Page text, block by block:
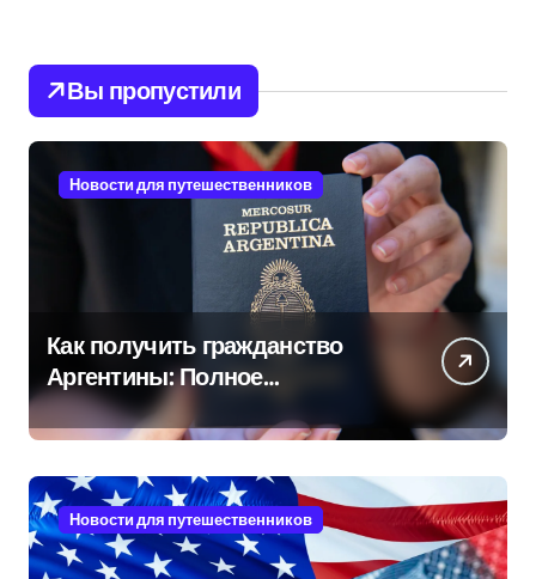
Вы пропустили
Новости для путешественников
Как получить гражданство
Аргентины: Полное
руководство
Новости для путешественников